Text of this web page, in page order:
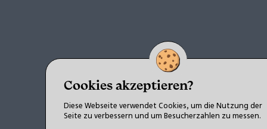
Cookies akzeptieren?
Diese Webseite verwendet Cookies, um die Nutzung der
Seite zu verbessern und um Besucherzahlen zu messen.